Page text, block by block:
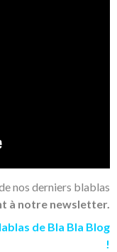
nos derniers blablas
à notre newsletter.
de Bla Bla Blog
!